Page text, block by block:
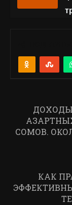
ДОХОДЫ
СОМОВ.
КАК